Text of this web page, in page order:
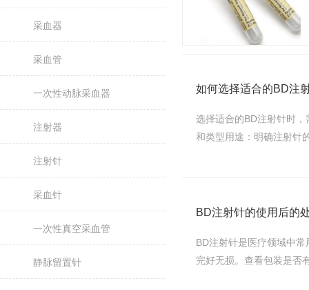
采血器
采血管
一次性动脉采血器
注射器
注射针
采血针
一次性真空采血管
静脉留置针
如何选择适合的BD注
选择适合的BD注射针时
和类型用途：明确注射针
BD注射针的使用后的
BD注射针是医疗领域中
完好无损。查看包装是否